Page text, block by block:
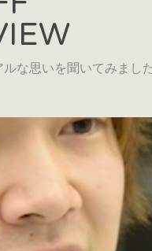
な思いを聞いてみました